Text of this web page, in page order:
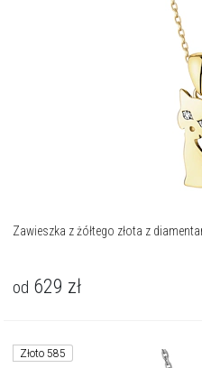
Zawieszka z żółtego złota z
od 629 zł
Złoto 585